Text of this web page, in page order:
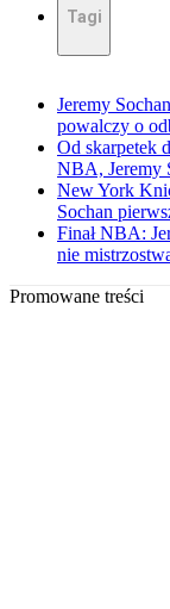
Tagi
Jeremy
powalczy o
Od skarpetek
NBA, Jeremy
New York
Sochan
Finał NBA:
nie
Promowane treści